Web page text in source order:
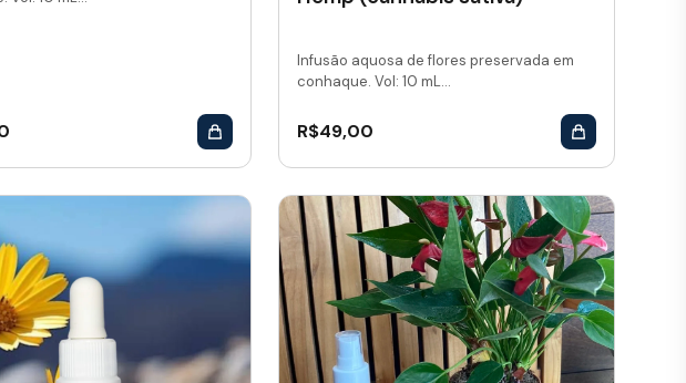
Infusão aquosa de flores preservada em
conhaque. Vol: 10 mL...
R$49,00